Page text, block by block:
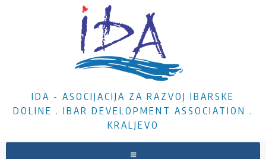
IDA - ASOCIJACIJA ZA RAZVOJ IBARSKE
DOLINE . IBAR DEVELOPMENT ASSOCIATION .
KRALJEVO